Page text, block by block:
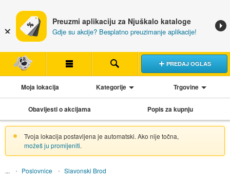
Preuzmi aplikaciju za Njuškalo kataloge
Gdje su akcije? Besplatno preuzimanje aplikacije!
PREDAJ OGLAS
Moja lokacija Kategorije Trgovine
Obavijesti o akcijama Popis za kupnju
Tvoja lokacija postavljena je automatski. Ako nije točna,
možeš ju promijeniti.
Poslovnice Slavonski Brod